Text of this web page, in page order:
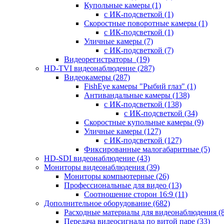
Купольные камеры (1)
с ИК-подсветкой (1)
Скоростные поворотные камеры (1)
с ИК-подсветкой (1)
Уличные камеры (7)
с ИК-подсветкой (7)
Видеорегистраторы (19)
HD-TVI видеонаблюдение (287)
Видеокамеры (287)
FishEye камеры "Рыбий глаз" (1)
Антивандальные камеры (138)
с ИК-подсветкой (138)
с ИК-подсветкой (34)
Скоростные купольные камеры (9)
Уличные камеры (127)
с ИК-подсветкой (127)
Фиксированные малогабаритные (5)
HD-SDI видеонаблюдение (43)
Мониторы видеонаблюдения (39)
Мониторы компьютерные (26)
Профессиональные для видео (13)
Соотношение сторон 16:9 (11)
Дополнительное оборудование (682)
Расходные материалы для видеонаблюдения
Передача видеосигнала по витой паре (33)